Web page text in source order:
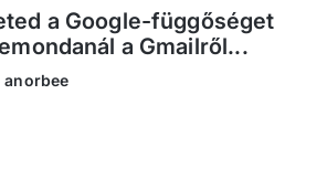
a Google-függőséget
a Gmailről...
anorbee